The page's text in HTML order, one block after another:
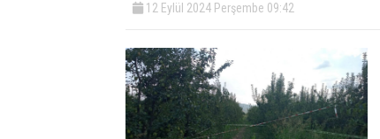
12 Eylül 2024 Perşembe 09:42